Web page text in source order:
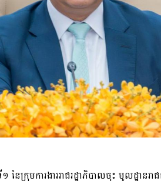
ក្រុមការងាររាជរដ្ឋាភិបាលចុះ មូលដ្ឋានរា